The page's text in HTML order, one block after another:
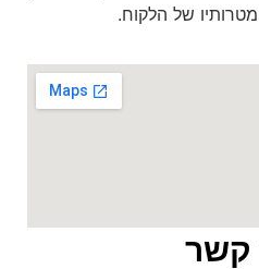
של הלקוח.
קשר